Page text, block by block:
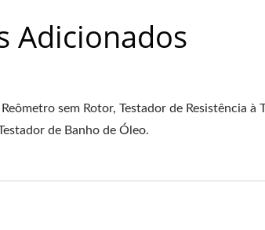
Adicionados
sem Rotor, Testador de Resistência à
de Banho de Óleo.